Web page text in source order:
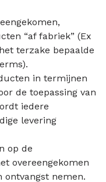
“af fabriek” (Ex
terzake bepaalde
in termijnen
de toepassing van
iedere
levering
op de
overeengekomen
ontvangst nemen.